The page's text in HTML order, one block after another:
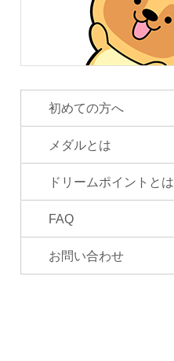
初めての方へ
メダルとは
ドリームポイントとは
FAQ
お問い合わせ